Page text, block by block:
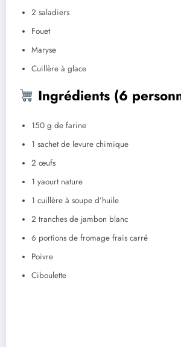
2 saladiers
Fouet
Maryse
Cuillère à glace
Ingrédients (6
150 g de farine
1 sachet de levure chimique
2 œufs
1 yaourt nature
1 cuillère à soupe d’huile
2 tranches de jambon blanc
6 portions de fromage frais carré
Poivre
Ciboulette